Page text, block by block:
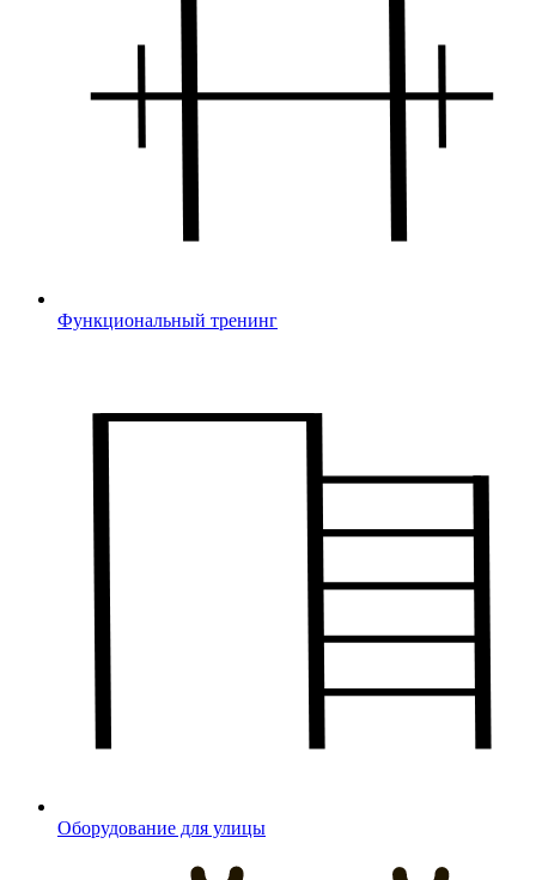
Функциональный тренинг
Оборудование для улицы